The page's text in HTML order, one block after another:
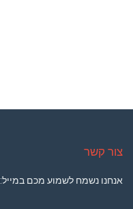
צור קשר
אנחנו נשמח לשמוע מכם במייל: